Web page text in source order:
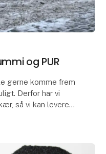
og PUR
gerne komme frem
Derfor har vi
så vi kan levere